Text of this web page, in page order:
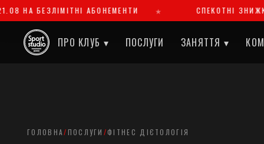
НА БЕЗЛІМІТНІ АБОНЕМЕНТИ СПЕКОТНІ
ПРО КЛУБ ▾ ПОСЛУГИ ЗАНЯТТЯ ▾
ГОЛОВНА/ ПОСЛУГИ /ФІТНЕС ДІЄТОЛОГІЯ